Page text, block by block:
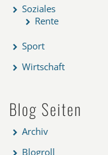
Soziales
Rente
Sport
Wirtschaft
Blog Seiten
Archiv
Blogroll